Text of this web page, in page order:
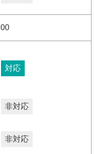
対応
非対応
非対応